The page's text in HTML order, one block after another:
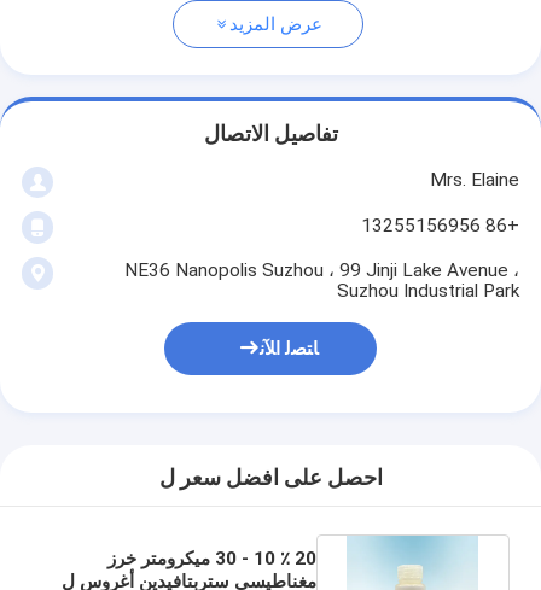
عرض المزيد
تفاصيل الاتصال
Mrs. Elaine
+86 13255156956
NE36 Nanopolis Suzhou ، 99 Jinji Lake Avenue ،
Suzhou Industrial Park
ﺎﺘﺼﻟ ﺍﻶﻧ
احصل على افضل سعر ل
20 ٪ 10 - 30 ميكرومتر خرز
مغناطيسي ستربتافيدين أغروس ل